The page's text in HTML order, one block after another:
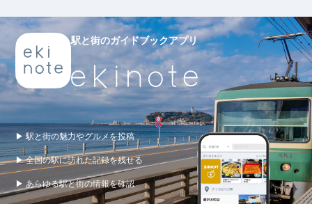
駅と街のガイドブックアプリ
▶ 駅と街の魅力やグルメを投稿
▶ 全国の駅に訪れた記録を残せる
▶ あらゆる駅と街の情報を確認